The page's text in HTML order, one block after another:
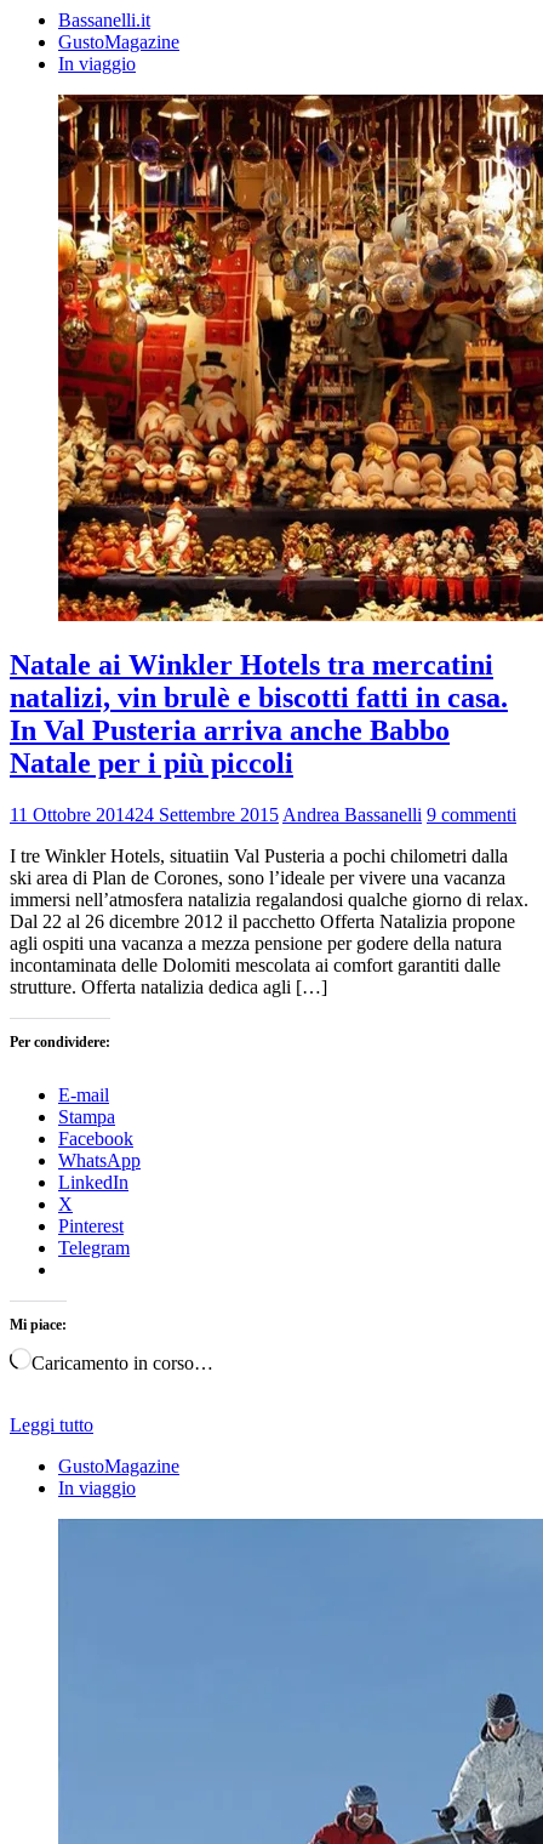
Bassanelli.it
GustoMagazine
In viaggio
Natale ai Winkler Hotels tra mercatini
natalizi, vin brulè e biscotti fatti in casa.
In Val Pusteria arriva anche Babbo
Natale per i più piccoli
11 Ottobre 201424 Settembre 2015 Andrea Bassanelli 9 commenti
I tre Winkler Hotels, situatiin Val Pusteria a pochi chilometri dalla
ski area di Plan de Corones, sono l’ideale per vivere una vacanza
immersi nell’atmosfera natalizia regalandosi qualche giorno di relax.
Dal 22 al 26 dicembre 2012 il pacchetto Offerta Natalizia propone
agli ospiti una vacanza a mezza pensione per godere della natura
incontaminata delle Dolomiti mescolata ai comfort garantiti dalle
strutture. Offerta natalizia dedica agli […]
Per condividere:
E-mail
Stampa
Facebook
WhatsApp
LinkedIn
X
Pinterest
Telegram
Mi piace:
Caricamento in corso…
Leggi tutto
GustoMagazine
In viaggio